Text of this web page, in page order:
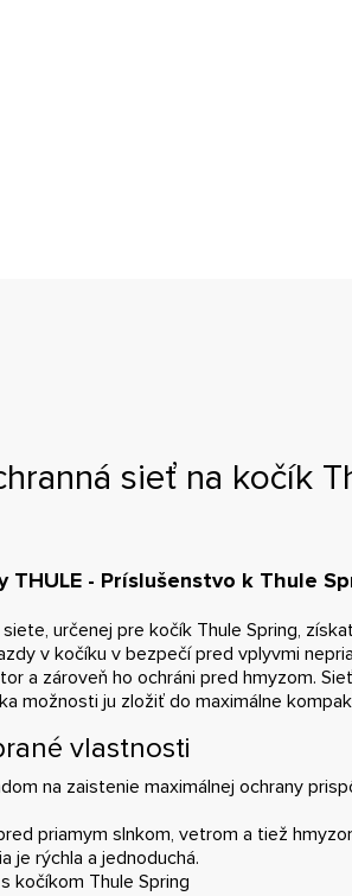
sieť na kočík
THULE - Príslušenstvo k Thule
určenej pre kočík Thule Spring,
v kočíku v bezpečí pred vplyvmi
a zároveň ho ochráni pred hmyzom.
možnosti ju zložiť do maximálne
vlastnosti
na zaistenie maximálnej ochrany
priamym slnkom, vetrom a tiež
je rýchla a jednoduchá.
kočíkom Thule Spring